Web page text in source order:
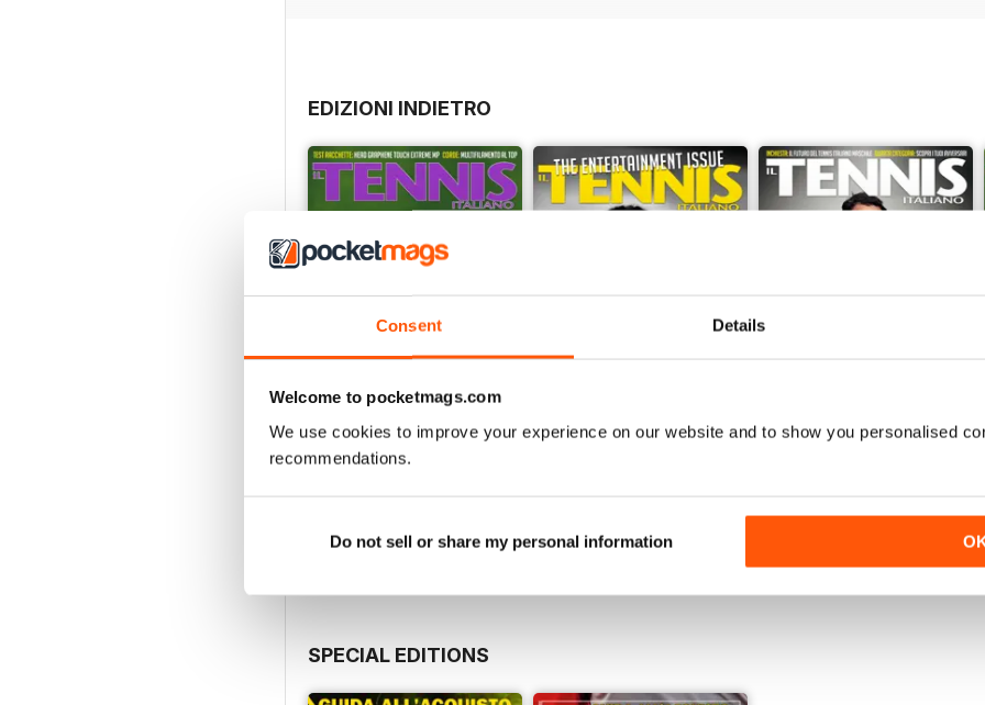
Consent Details
Welcome to pocketmags.com
We use cookies to improve your experience on our website and to show you personalised
recommendations.
Do not sell or share my personal information
EDIZIONI INDIETRO
Tennis Italiano 7 2017
Vista|Al carrello
SPECIAL EDITIONS